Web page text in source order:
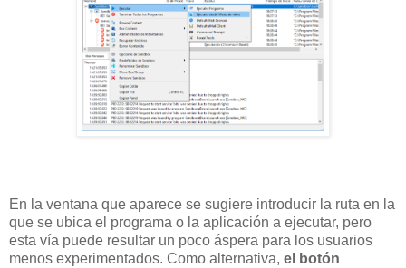
En la ventana que aparece se sugiere introducir la ruta en la
que se ubica el programa o la aplicación a ejecutar, pero
esta vía puede resultar un poco áspera para los usuarios
menos experimentados. Como alternativa, el botón